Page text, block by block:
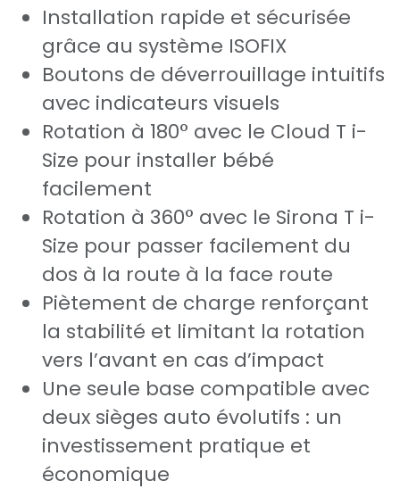
Installation rapide et sécurisée
grâce au système ISOFIX
Boutons de déverrouillage intuitifs
avec indicateurs visuels
Rotation à 180° avec le Cloud T i-
Size pour installer bébé
facilement
Rotation à 360° avec le Sirona T i-
Size pour passer facilement du
dos à la route à la face route
Piètement de charge renforçant
la stabilité et limitant la rotation
vers l’avant en cas d’impact
Une seule base compatible avec
deux sièges auto évolutifs : un
investissement pratique et
économique